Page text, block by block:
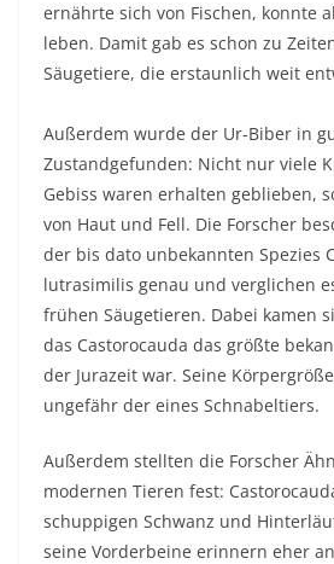
ernährte sich von Fischen, konnte
leben. Damit gab es schon zu
Säugetiere, die erstaunlich weit
Außerdem wurde der Ur-Biber in
Zustandgefunden: Nicht nur viele
Gebiss waren erhalten geblieben,
von Haut und Fell. Die Forscher
der bis dato unbekannten Spezies
lutrasimilis genau und verglichen
frühen Säugetieren. Dabei kamen
das Castorocauda das größte
der Jurazeit war. Seine
ungefähr der eines Schnabeltiers.
Außerdem stellten die Forscher
modernen Tieren fest:
schuppigen Schwanz und
seine Vorderbeine erinnern eher